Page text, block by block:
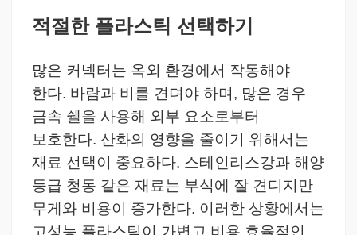
적절한 플라스틱 선택하기
많은 커넥터는 옥외 환경에서 작동해야
한다. 바람과 비를 견뎌야 하며, 많은 경우
금속 쉘을 사용해 외부 요소로부터
보호한다. 산화의 영향을 줄이기 위해서는
재료 선택이 중요하다. 스테인리스강과 해양
등급 청동 같은 재료는 부식에 잘 견디지만
무게와 비용이 증가한다. 이러한 상황에서는
고성능 플라스틱이 가볍고 비용 효율적인